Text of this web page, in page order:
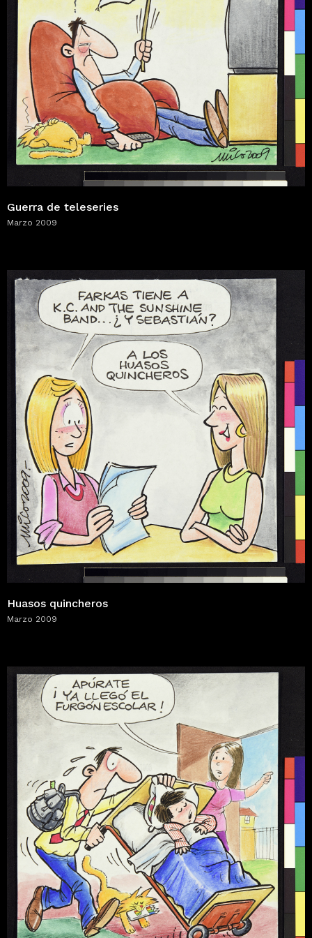
Guerra de teleseries
Marzo 2009
Huasos quincheros
Marzo 2009